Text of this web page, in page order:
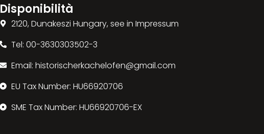
Disponibilità
2120, Dunakeszi Hungary, see in Impressum
Tel: 00-3630303502-3
Email: historischerkachelofen@gmail.com
EU Tax Number: HU66920706
SME Tax Number: HU66920706-EX